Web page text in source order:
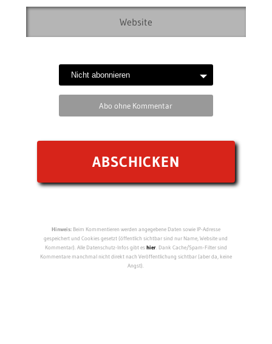
Abo ohne Kommentar
Hinweis:Beim Kommentieren werden angegebene Daten sowie IP-Adresse
gespeichert und Cookies gesetzt (öffentlich sichtbar sind nur Name, Website und
Kommentar). Alle Datenschutz-Infos gibt eshier. Dank Cache/Spam-Filter sind
Kommentare manchmal nicht direkt nach Veröffentlichung sichtbar (aber da, keine
Angst).